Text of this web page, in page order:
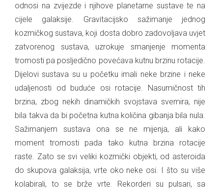
odnosi na zvijezde i njihove planetarne sustave te na
cijele galaksije. Gravitacijsko sažimanje jednog
kozmičkog sustava, koji dosta dobro zadovoljava uvjet
zatvorenog sustava, uzrokuje smanjenje momenta
tromosti pa posljedično povećava kutnu brzinu rotacije.
Dijelovi sustava su u početku imali neke brzine i neke
udaljenosti od buduće osi rotacije. Nasumičnost tih
brzina, zbog nekih dinamičkih svojstava svemira, nije
bila takva da bi početna kutna količina gibanja bila nula.
Sažimanjem sustava ona se ne mijenja, ali kako
moment tromosti pada tako kutna brzina rotacije
raste. Zato se svi veliki kozmički objekti, od asteroida
do skupova galaksija, vrte oko neke osi. I što su više
kolabirali, to se brže vrte. Rekorderi su pulsari, sa